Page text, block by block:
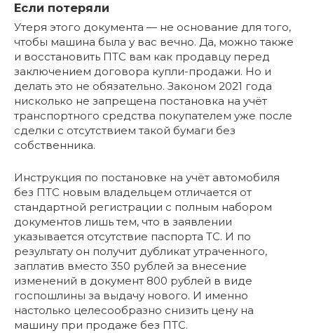
Если потеряли
Утеря этого документа — не основание для того,
чтобы машина была у вас вечно. Да, можно также
и восстановить ПТС вам как продавцу перед
заключением договора купли-продажи. Но и
делать это не обязательно. Законом 2021 года
нисколько не запрещена постановка на учёт
транспортного средства покупателем уже после
сделки с отсутствием такой бумаги без
собственника.
Инструкция по постановке на учёт автомобиля
без ПТС новым владельцем отличается от
стандартной регистрации с полным набором
документов лишь тем, что в заявлении
указывается отсутствие паспорта ТС. И по
результату он получит дубликат утраченного,
заплатив вместо 350 рублей за внесение
изменений в документ 800 рублей в виде
госпошлины за выдачу нового. И именно
настолько целесообразно снизить цену на
машину при продаже без ПТС.